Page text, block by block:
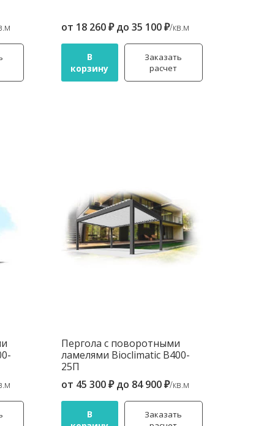
от 18 260 ₽до 35 100 ₽/кв.м
В
корзину
Заказать
расчет
Пергола с поворотными
ламелями Bioclimatic B400-
25П
от 45 300 ₽до 84 900 ₽/кв.м
В
Заказать